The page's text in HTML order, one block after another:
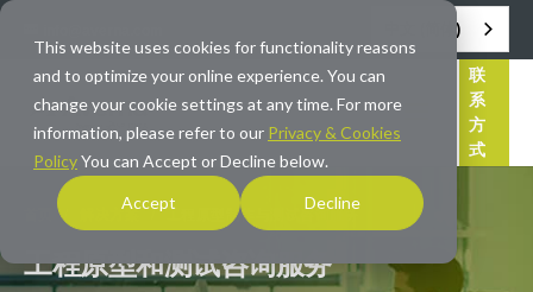
This website uses cookies for functionality reasons
and to optimize your online experience. You can
change your cookie settings at any time. For more
information, please refer to our Privacy & Cookies
PolicyYou can Accept or Decline below.
Accept Decline
中文 (简体)
联
系
方
式
工程原型制作与测试咨询服务
工程原型和测试咨询服务